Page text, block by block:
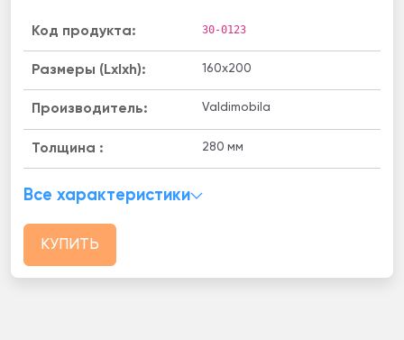
Код продукта: 30-0123
Размеры (Lxlxh): 160x200
Производитель: Valdimobila
Толщина : 280 мм
Все характеристики
КУПИТЬ